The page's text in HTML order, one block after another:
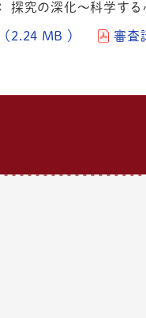
探究の深化～科学す
2.24 MB ） 審査